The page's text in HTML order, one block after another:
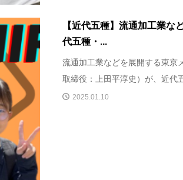
【近代五種】流通加工業な
代五種・...
流通加工業などを展開する東京
取締役：上田平淳史）が、近代
2025.01.10